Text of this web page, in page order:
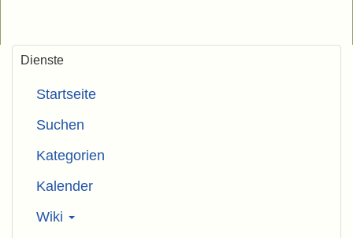
Dienste
Startseite
Suchen
Kategorien
Kalender
Wiki